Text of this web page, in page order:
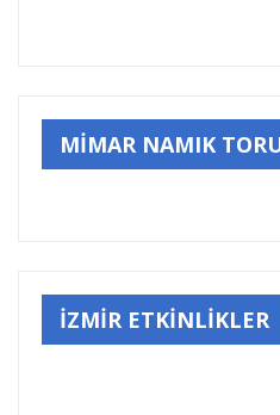
MİMAR NAMIK
İZMİR ETKİNLİKLER